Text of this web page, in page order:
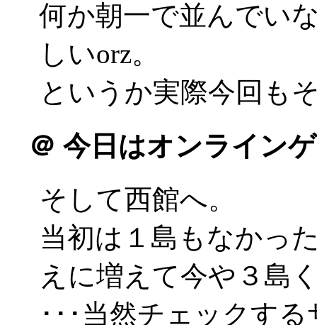
何か朝一で並んでい
しいorz。
というか実際今回も
＠ 今日はオンライン
そして西館へ。
当初は１島もなかっ
えに増えて今や３島
･･･当然チェックす